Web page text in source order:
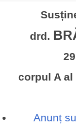
drd.
corpul A
Anunț